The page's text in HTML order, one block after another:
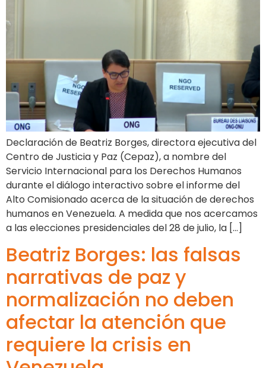
Declaración de Beatriz Borges, directora ejecutiva del
Centro de Justicia y Paz (Cepaz), a nombre del
Servicio Internacional para los Derechos Humanos
durante el diálogo interactivo sobre el informe del
Alto Comisionado acerca de la situación de derechos
humanos en Venezuela. A medida que nos acercamos
a las elecciones presidenciales del 28 de julio, la […]
Beatriz Borges: las falsas
narrativas de paz y
normalización no deben
afectar la atención que
requiere la crisis en